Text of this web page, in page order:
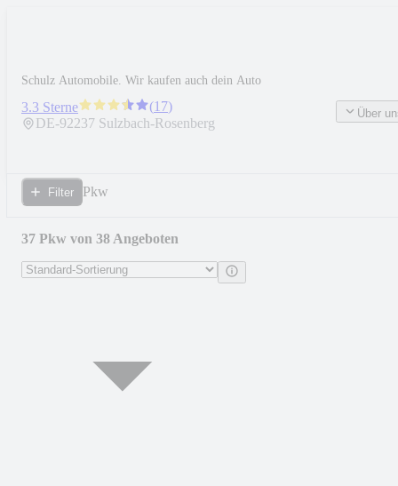
Schulz Automobile. Wir kaufen auch dein Auto
3.3 Sterne (17)
DE-92237 Sulzbach-Rosenberg
Über
Filter Pkw
37 Pkw von 38 Angeboten